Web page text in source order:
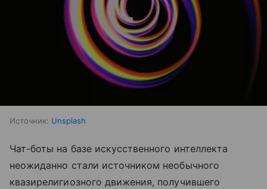
Источник: Unsplash
Чат-боты на базе искусственного интеллекта
неожиданно стали источником необычного
квазирелигиозного движения, получившего